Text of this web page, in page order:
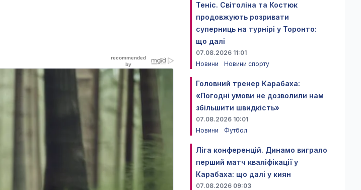
Теніс. Світоліна та Костюк
продовжують розривати
суперниць на турнірі у Торонто:
що далі
07.08.2026 11:01
Новини
Новини спорту
Головний тренер Карабаха:
«Погодні умови не дозволили нам
збільшити швидкість»
07.08.2026 10:01
Новини
Футбол
Ліга конференцій. Динамо виграло
перший матч кваліфікації у
Карабаха: що далі у киян
07.08.2026 09:03